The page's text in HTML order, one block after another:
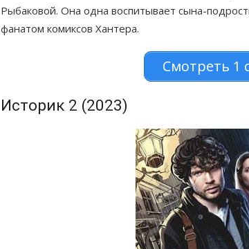
Рыбаковой. Она одна воспитывает сына-
фанатом комиксов Хантера.
Смотреть 1
Историк 2 (2023)